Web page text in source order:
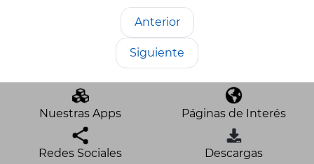
Anterior
Siguiente
Nuestras Apps Páginas de Interés
Redes Sociales Descargas